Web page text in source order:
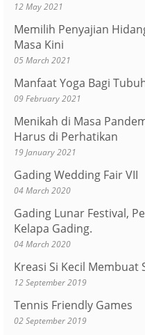
12 May 2021
Memilih Penyajian
Masa Kini
05 March 2021
Manfaat Yoga Bagi
09 February 2021
Menikah di Masa
Harus di Perhatikan
19 January 2021
Gading Wedding Fair VII
04 March 2020
Gading Lunar Festival,
Kelapa Gading.
04 March 2020
Kreasi Si Kecil Membuat
12 September 2019
Tennis Friendly Games
02 September 2019